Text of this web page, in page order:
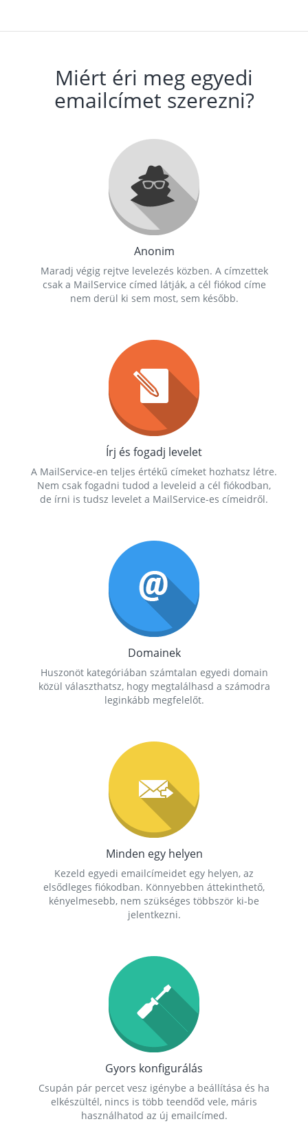
Miért éri meg egyedi
emailcímet szerezni?
Anonim
Maradj végig rejtve levelezés közben. A címzettek
csak a MailService címed látják, a cél fiókod címe
nem derül ki sem most, sem később.
Írj és fogadj levelet
A MailService-en teljes értékű címeket hozhatsz létre.
Nem csak fogadni tudod a leveleid a cél fiókodban,
de írni is tudsz levelet a MailService-es címeidről.
Domainek
Huszonöt kategóriában számtalan egyedi domain
közül választhatsz, hogy megtalálhasd a számodra
leginkább megfelelőt.
Minden egy helyen
Kezeld egyedi emailcímeidet egy helyen, az
elsődleges fiókodban. Könnyebben áttekinthető,
kényelmesebb, nem szükséges többször ki-be
jelentkezni.
Gyors konfigurálás
Csupán pár percet vesz igénybe a beállítása és ha
elkészültél, nincs is több teendőd vele, máris
használhatod az új emailcímed.